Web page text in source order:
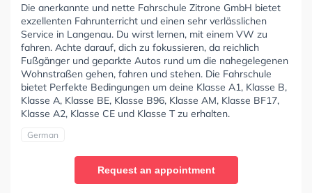
Die anerkannte und nette Fahrschule Zitrone GmbH bietet
exzellenten Fahrunterricht und einen sehr verlässlichen
Service in Langenau. Du wirst lernen, mit einem VW zu
fahren. Achte darauf, dich zu fokussieren, da reichlich
Fußgänger und geparkte Autos rund um die nahegelegenen
Wohnstraßen gehen, fahren und stehen. Die Fahrschule
bietet Perfekte Bedingungen um deine Klasse A1, Klasse B,
Klasse A, Klasse BE, Klasse B96, Klasse AM, Klasse BF17,
Klasse A2, Klasse CE und Klasse T zu erhalten.
German
Request an appointment